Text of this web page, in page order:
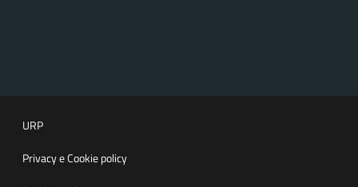
URP
Privacy e Cookie policy